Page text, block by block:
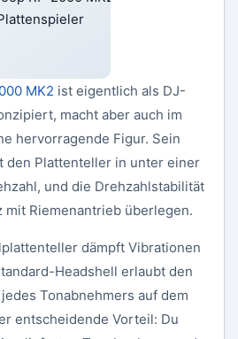
MK2 ist eigentlich als DJ-
macht aber auch im
hervorragende Figur. Sein
Plattenteller in unter einer
und die Drehzahlstabilität
mit Riemenantrieb überlegen.
dämpft Vibrationen
Headshell erlaubt den
Tonabnehmers auf dem
entscheidende Vorteil: Du